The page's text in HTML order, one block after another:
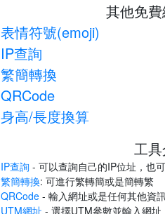
其他免
表情符號(emoji)
IP查詢
繁簡轉換
QRCode
身高/長度換算
工
IP查詢 - 可以查詢自己的IP位址，也
繁簡轉換: 可進行繁轉簡或是簡轉繁
QRCode - 輸入網址或是任何其他資
UTM網址 - 選擇UTM參數並輸入網